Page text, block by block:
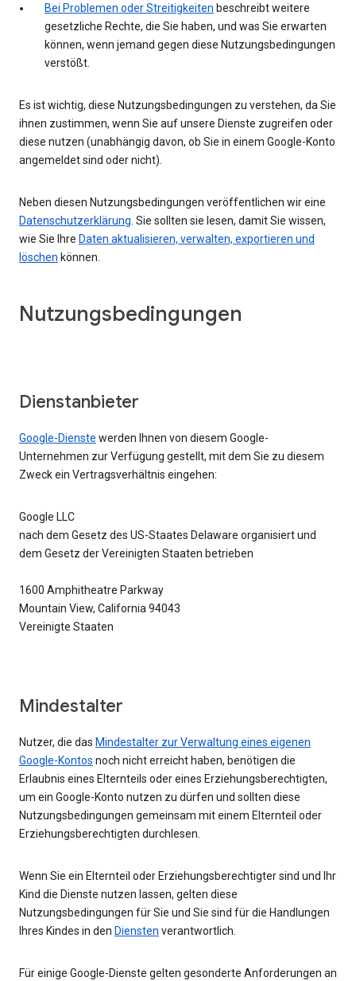
Bei Problemen oder Streitigkeiten beschreibt weitere
gesetzliche Rechte, die Sie haben, und was Sie erwarten
können, wenn jemand gegen diese Nutzungsbedingungen
verstößt.
Es ist wichtig, diese Nutzungsbedingungen zu verstehen, da Sie
ihnen zustimmen, wenn Sie auf unsere Dienste zugreifen oder
diese nutzen (unabhängig davon, ob Sie in einem Google-Konto
angemeldet sind oder nicht).
Neben diesen Nutzungsbedingungen veröffentlichen wir eine
Datenschutzerklärung . Sie sollten sie lesen, damit Sie wissen,
wie Sie Ihre Daten aktualisieren, verwalten, exportieren und
löschen können.
Nutzungsbedingungen
Dienstanbieter
Google-Dienste werden Ihnen von diesem Google-
Unternehmen zur Verfügung gestellt, mit dem Sie zu diesem
Zweck ein Vertragsverhältnis eingehen:
Google LLC
nach dem Gesetz des US-Staates Delaware organisiert und
dem Gesetz der Vereinigten Staaten betrieben
1600 Amphitheatre Parkway
Mountain View, California 94043
Vereinigte Staaten
Mindestalter
Nutzer, die das Mindestalter zur Verwaltung eines eigenen
Google-Kontos noch nicht erreicht haben, benötigen die
Erlaubnis eines Elternteils oder eines Erziehungsberechtigten,
um ein Google-Konto nutzen zu dürfen und sollten diese
Nutzungsbedingungen gemeinsam mit einem Elternteil oder
Erziehungsberechtigten durchlesen.
Wenn Sie ein Elternteil oder Erziehungsberechtigter sind und Ihr
Kind die Dienste nutzen lassen, gelten diese
Nutzungsbedingungen für Sie und Sie sind für die Handlungen
Ihres Kindes in den Diensten verantwortlich.
Für einige Google-Dienste gelten gesonderte Anforderungen an